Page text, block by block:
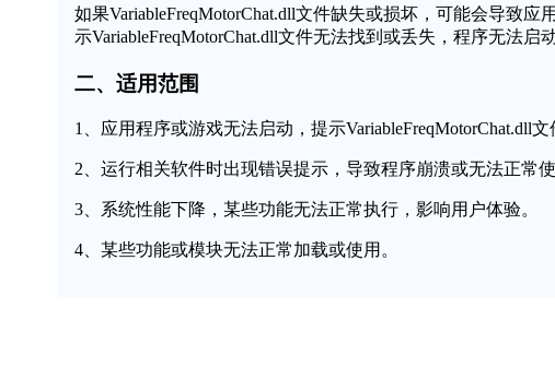
如果VariableFreqMotorChat.dll文件缺失或损坏，可能会导致
示VariableFreqMotorChat.dll文件无法找到或丢失，程序无法启
二、适用范围
1、应用程序或游戏无法启动，提示VariableFreqMotorChat.dll文
2、运行相关软件时出现错误提示，导致程序崩溃或无法正常使
3、系统性能下降，某些功能无法正常执行，影响用户体验。
4、某些功能或模块无法正常加载或使用。